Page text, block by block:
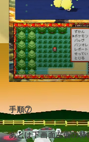
手順⑦
あとは下画面左側の